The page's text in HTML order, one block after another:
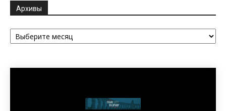
Архивы
Архивы